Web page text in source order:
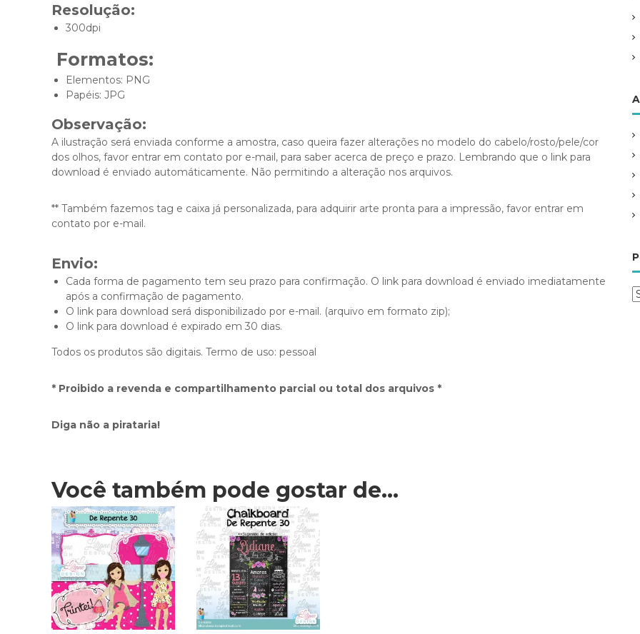
Resolução:
300dpi
Formatos:
Elementos: PNG
Papéis: JPG
Observação:
A ilustração será enviada conforme a amostra, caso queira fazer alterações no modelo do cabelo/rosto/pele/cor
dos olhos, favor entrar em contato por e-mail, para saber acerca de preço e prazo. Lembrando que o link para
download é enviado automáticamente. Não permitindo a alteração nos arquivos.
** Também fazemos tag e caixa já personalizada, para adquirir arte pronta para a impressão, favor entrar em
contato por e-mail.
Envio:
Cada forma de pagamento tem seu prazo para confirmação. O link para download é enviado imediatamente
após a confirmação de pagamento.
O link para download será disponibilizado por e-mail. (arquivo em formato zip);
O link para download é expirado em 30 dias.
Todos os produtos são digitais. Termo de uso: pessoal
* Proibido a revenda e compartilhamento parcial ou total dos arquivos *
Diga não a pirataria!
Você também pode gostar de…
P